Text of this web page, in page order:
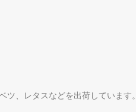
ツ、レタスなどを出荷しています。